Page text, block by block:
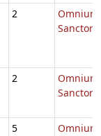
2
Omnium
2
Omnium
5
Omnium